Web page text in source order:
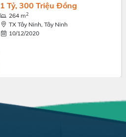
1 Tỷ, 300 Triệu Đồng
264 m2
TX Tây Ninh, Tây Ninh
10/12/2020